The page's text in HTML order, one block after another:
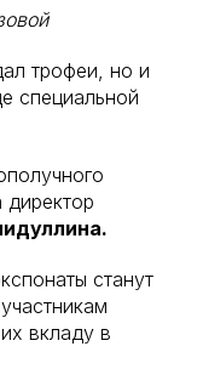
трофеи, но и
специальной
станут
вкладу в